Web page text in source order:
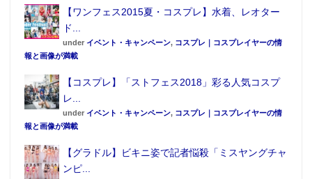
【ワンフェス2015夏・コスプレ】水着、レオター
ド...
under イベント・キャンペーン, コスプレ｜コスプレイヤーの情
報と画像が満載
【コスプレ】「ストフェス2018」彩る人気コスプ
レ...
under イベント・キャンペーン, コスプレ｜コスプレイヤーの情
報と画像が満載
【グラドル】ビキニ姿で記者悩殺「ミスヤングチャ
ンピ...